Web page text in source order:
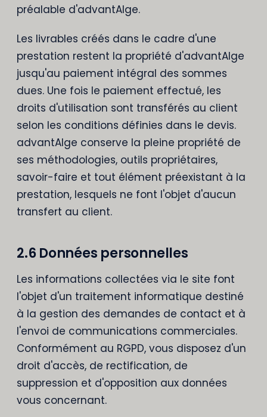
préalable d'advantAIge.
Les livrables créés dans le cadre d'une
prestation restent la propriété d'advantAIge
jusqu'au paiement intégral des sommes
dues. Une fois le paiement effectué, les
droits d'utilisation sont transférés au client
selon les conditions définies dans le devis.
advantAIge conserve la pleine propriété de
ses méthodologies, outils propriétaires,
savoir-faire et tout élément préexistant à la
prestation, lesquels ne font l'objet d'aucun
transfert au client.
2.6 Données personnelles
Les informations collectées via le site font
l'objet d'un traitement informatique destiné
à la gestion des demandes de contact et à
l'envoi de communications commerciales.
Conformément au RGPD, vous disposez d'un
droit d'accès, de rectification, de
suppression et d'opposition aux données
vous concernant.